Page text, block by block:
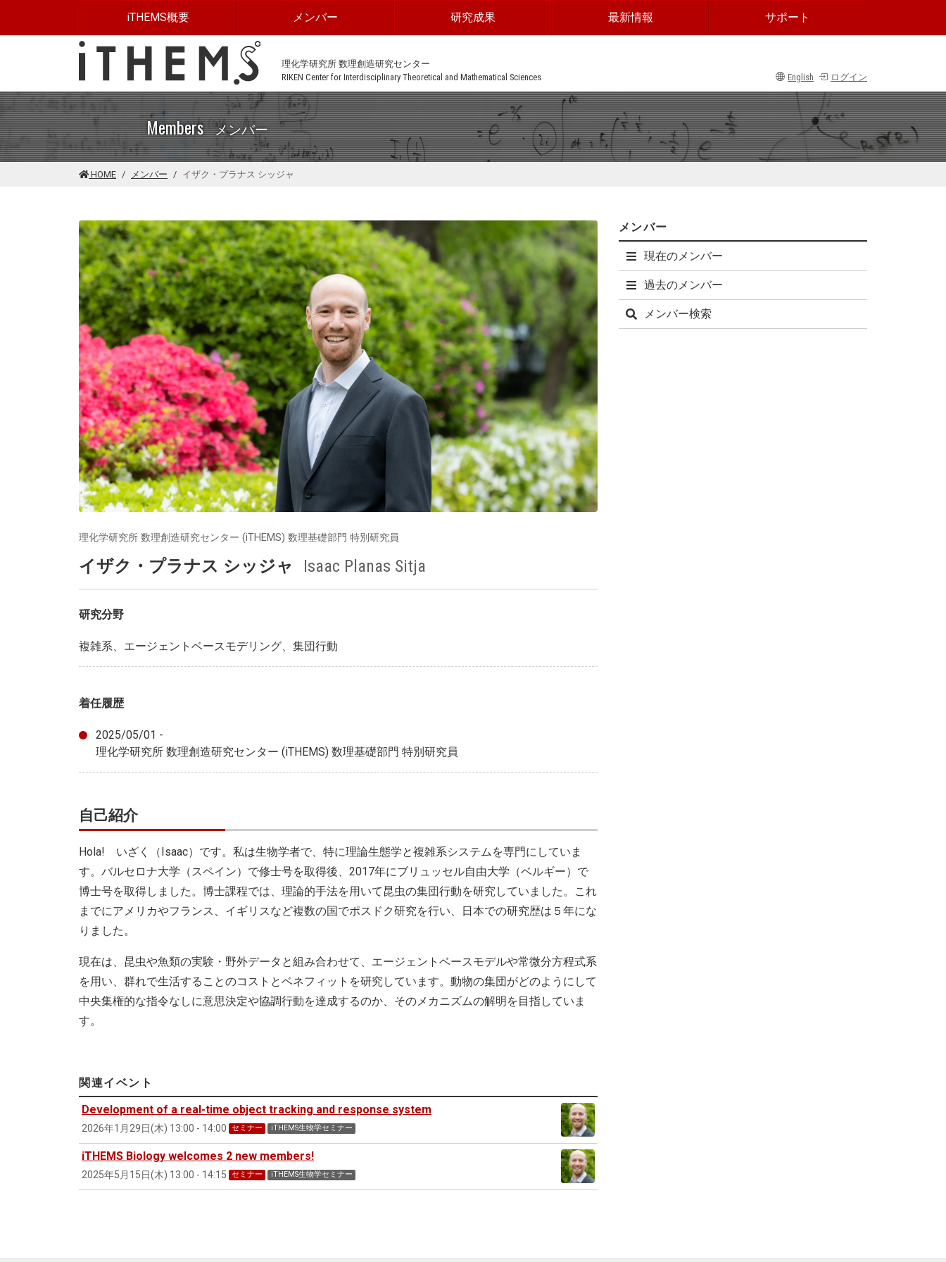
iTHEMS概要 メンバー 研究成果 最新情報 サポート
理化学研究所 数理創造研究センター
RIKEN Center for Interdisciplinary Theoretical and Mathematical Sciences
English ログイン
Members メンバー
HOME メンバー イザク・プラナス シッジャ
理化学研究所 数理創造研究センター (iTHEMS) 数理基礎部門 特別研究員
イザク・プラナス シッジャ Isaac Planas Sitja
研究分野
複雑系、エージェントベースモデリング、集団行動
着任履歴
2025/05/01 -
理化学研究所 数理創造研究センター (iTHEMS) 数理基礎部門 特別研究員
自己紹介
Hola! いざく（Isaac）です。私は生物学者で、特に理論生態学と複雑系システムを専門にしていま
す。バルセロナ大学（スペイン）で修士号を取得後、2017年にブリュッセル自由大学（ベルギー）で
博士号を取得しました。博士課程では、理論的手法を用いて昆虫の集団行動を研究していました。これ
までにアメリカやフランス、イギリスなど複数の国でポスドク研究を行い、日本での研究歴は５年にな
りました。
現在は、昆虫や魚類の実験・野外データと組み合わせて、エージェントベースモデルや常微分方程式系
を用い、群れで生活することのコストとベネフィットを研究しています。動物の集団がどのようにして
中央集権的な指令なしに意思決定や協調行動を達成するのか、そのメカニズムの解明を目指していま
す。
関連イベント
Development of a real-time object tracking and response system
2026年1月29日(木) 13:00 - 14:00 セミナー iTHEMS生物学セミナー
iTHEMS Biology welcomes 2 new members!
2025年5月15日(木) 13:00 - 14:15 セミナー iTHEMS生物学セミナー
メンバー
現在のメンバー
過去のメンバー
メンバー検索